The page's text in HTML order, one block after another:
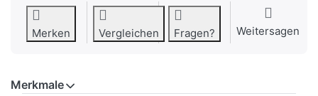
Merken Vergleichen Fragen? Weitersagen
Merkmale